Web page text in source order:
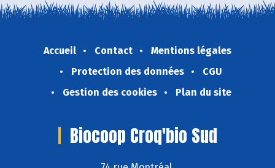
Accueil Contact
Mentions légales
Protection des données
CGU
Gestion des cookies
Plan du site
Biocoop Croq'bio Sud